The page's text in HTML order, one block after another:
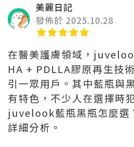
美麗日記
發佈於 2025.10.28
在醫美護膚領域，
HA + PDLLA膠原再生技
引一眾用戶。其中藍瓶與
有特色，不少人在選擇時
juvelook藍瓶黑瓶怎麼選
詳細分析。